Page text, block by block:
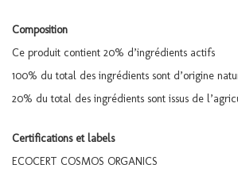
Composition
Ce produit contient 20% d’ingrédients actifs
100% du total des ingrédients sont d’origine
20% du total des ingrédients sont issus de
Certifications et labels
ECOCERT COSMOS ORGANICS